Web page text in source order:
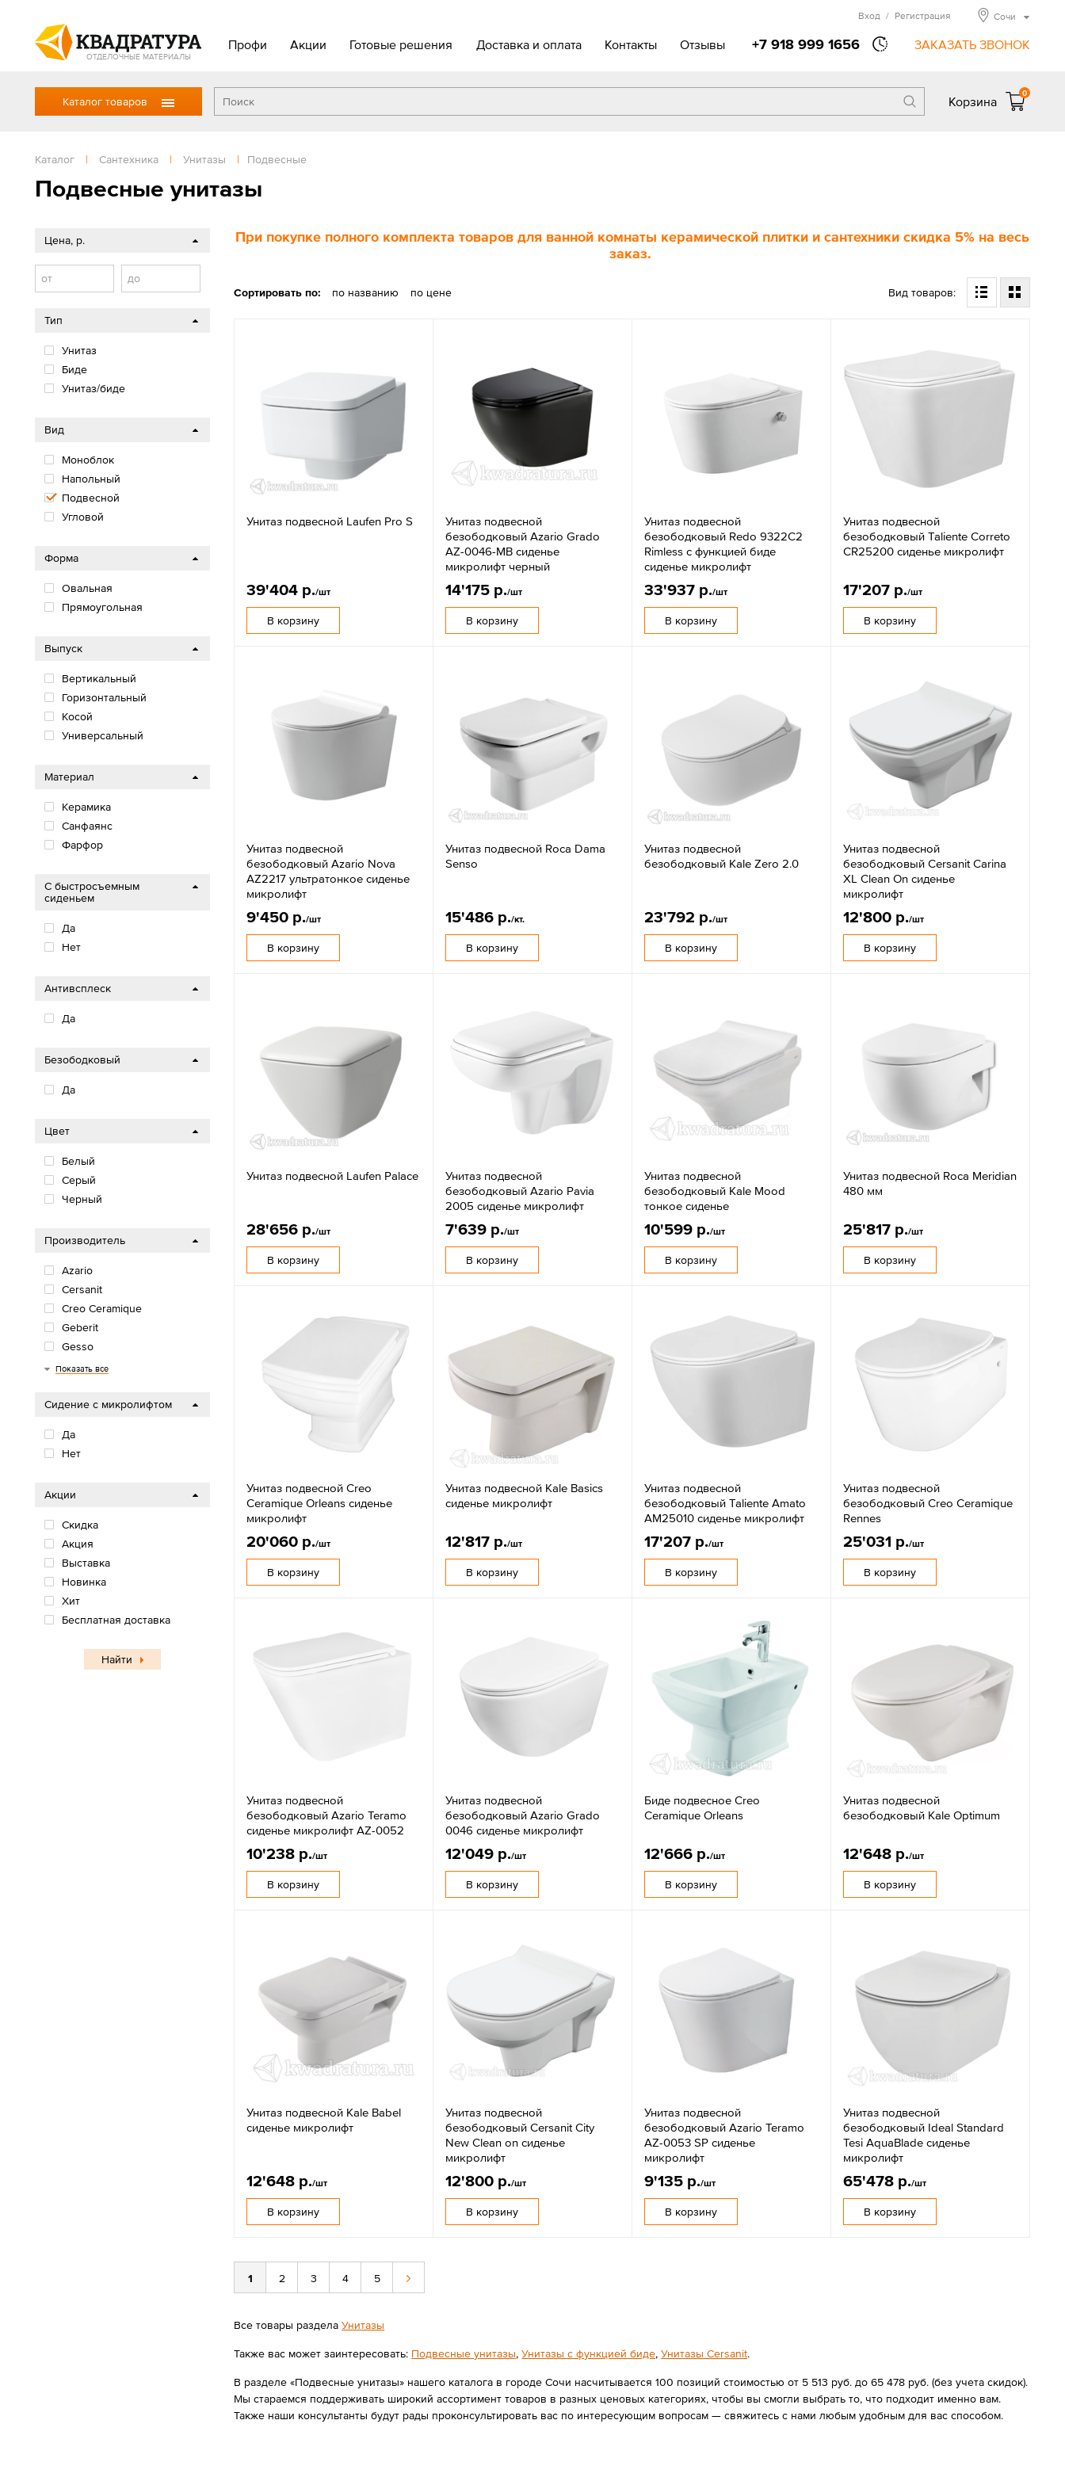
ОТДЕЛОЧНЫЕ МАТЕРИАЛЫ
Профи Акции Готовые решения Доставка и оплата Контакты Отзывы +7 918 999 1656 ЗАКАЗАТЬ ЗВОНОК
Вход / Регистрация Сочи
Каталог товаров Корзина
0
Каталог | Сантехника | Унитазы | Подвесные
Подвесные унитазы
При покупке полного комплекта товаров для ванной комнаты керамической плитки и сантехники скидка 5% на весь
заказ.
Сортировать по: по названию по цене Вид товаров:
Унитаз подвесной Laufen Pro S
39'404 р./шт
В корзину
Унитаз подвесной
безободковый Azario Grado
AZ-0046-MB сиденье
микролифт черный
14'175 р./шт
В корзину
Унитаз подвесной
безободковый Redo 9322C2
Rimless с функцией биде
сиденье микролифт
33'937 р./шт
В корзину
Унитаз подвесной
безободковый Taliente Correto
CR25200 сиденье микролифт
17'207 р./шт
В корзину
Унитаз подвесной
безободковый Azario Nova
AZ2217 ультратонкое сиденье
микролифт
9'450 р./шт
В корзину
Унитаз подвесной Roca Dama
Senso
15'486 р./кт.
В корзину
Унитаз подвесной
безободковый Kale Zero 2.0
23'792 р./шт
В корзину
Унитаз подвесной
безободковый Cersanit Carina
XL Clean On сиденье
микролифт
12'800 р./шт
В корзину
Унитаз подвесной Laufen Palace
28'656 р./шт
В корзину
Унитаз подвесной
безободковый Azario Pavia
2005 сиденье микролифт
7'639 р./шт
В корзину
Унитаз подвесной
безободковый Kale Mood
тонкое сиденье
10'599 р./шт
В корзину
Унитаз подвесной Roсa Meridian
480 мм
25'817 р./шт
В корзину
Унитаз подвесной Creo
Ceramique Orleans сиденье
микролифт
20'060 р./шт
В корзину
Унитаз подвесной Kale Basics
сиденье микролифт
12'817 р./шт
В корзину
Унитаз подвесной
безободковый Taliente Amato
AM25010 сиденье микролифт
17'207 р./шт
В корзину
Унитаз подвесной
безободковый Creo Ceramique
Rennes
25'031 р./шт
В корзину
Унитаз подвесной
безободковый Azario Teramo
сиденье микролифт AZ-0052
10'238 р./шт
В корзину
Унитаз подвесной
безободковый Azario Grado
0046 сиденье микролифт
12'049 р./шт
В корзину
Биде подвесное Creo
Ceramique Orleans
12'666 р./шт
В корзину
Унитаз подвесной
безободковый Kale Optimum
12'648 р./шт
В корзину
Унитаз подвесной Kale Babel
сиденье микролифт
12'648 р./шт
В корзину
Унитаз подвесной
безободковый Cersanit City
New Clean on сиденье
микролифт
12'800 р./шт
В корзину
Унитаз подвесной
безободковый Azario Teramo
AZ-0053 SP сиденье
микролифт
9'135 р./шт
В корзину
Унитаз подвесной
безободковый Ideal Standard
Tesi AquaBlade сиденье
микролифт
65'478 р./шт
В корзину
1 2 3 4 5
Все товары разделаУнитазы
Также вас может заинтересовать: Подвесные унитазы,Унитазы с функцией биде,Унитазы Cersanit.
В разделе «Подвесные унитазы» нашего каталога в городе Сочи насчитывается 100 позиций стоимостью от 5 513 руб. до 65 478 руб. (без учета скидок).
Мы стараемся поддерживать широкий ассортимент товаров в разных ценовых категориях, чтобы вы смогли выбрать то, что подходит именно вам.
Также наши консультанты будут рады проконсультировать вас по интересующим вопросам — свяжитесь с нами любым удобным для вас способом.
Цена, р.
от до
Тип
Унитаз
Биде
Унитаз/биде
Вид
Моноблок
Напольный
Подвесной
Угловой
Форма
Овальная
Прямоугольная
Выпуск
Вертикальный
Горизонтальный
Косой
Универсальный
Материал
Керамика
Санфаянс
Фарфор
С быстросъемным
сиденьем
Да
Нет
Антивсплеск
Да
Безободковый
Да
Цвет
Белый
Серый
Черный
Производитель
Azario
Cersanit
Creo Ceramique
Geberit
Gesso
Grossman
Ideal Standard
Jika
Kale
Laufen
Loranto
Norm
Oda
Redo
Roca
Rosa
Sanita
Santek
Santeri
Stworki
Taliente
Vitra
Керамин
Оскольская керамика
Показать все
Сидение с микролифтом
Да
Нет
Акции
Скидка
Акция
Выставка
Новинка
Хит
Бесплатная доставка
Найти